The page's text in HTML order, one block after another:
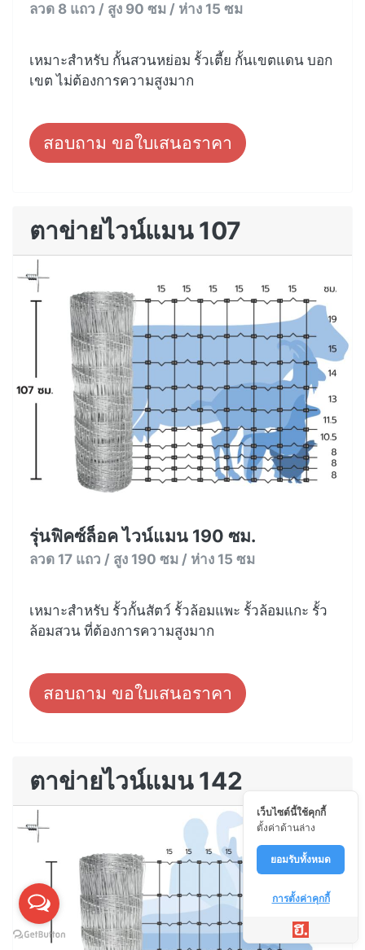
ลวด 8 แถว / สูง 90 ซม / ห่าง 15 ซม
เหมาะสำหรับ กั้นสวนหย่อม รั้วเตี้ย กั้นเขตแดน บอก
เขต ไม่ต้องการความสูงมาก
สอบถาม ขอใบเสนอราคา
ตาข่ายไวน์แมน 107
รุ่นฟิคซ์ล็อค ไวน์แมน 190 ซม.
ลวด 17 แถว / สูง 190 ซม / ห่าง 15 ซม
เหมาะสำหรับ รั้วกั้นสัตว์ รั้วล้อมแพะ รั้วล้อมแกะ รั้ว
ล้อมสวน ที่ต้องการความสูงมาก
สอบถาม ขอใบเสนอราคา
ตาข่ายไวน์แมน 142
เว็บไซต์นี้ใช้คุกกี้
ตั้งค่าด้านล่าง
ยอมรับทั้งหมด
การตั้งค่าคุกกี้